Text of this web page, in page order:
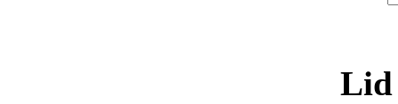
Lid